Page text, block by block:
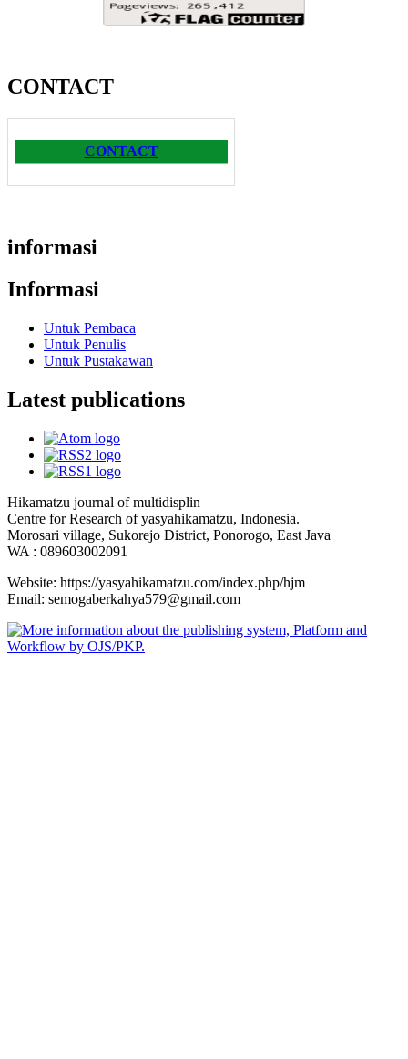
CONTACT
CONTACT
informasi
Informasi
Untuk Pembaca
Untuk Penulis
Untuk Pustakawan
Latest publications
Hikamatzu journal of multidisplin
Centre for Research of yasyahikamatzu, Indonesia.
Morosari village, Sukorejo District, Ponorogo, East Java
WA : 089603002091
Website: https://yasyahikamatzu.com/index.php/hjm
Email: semogaberkahya579@gmail.com